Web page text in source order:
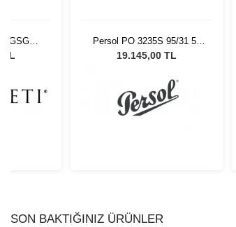
GSG
TL
Persol PO 3235S 95/31 55
Unisex Güneş Gözlüğü
19.145,00 TL
SON BAKTIĞINIZ ÜRÜNLER